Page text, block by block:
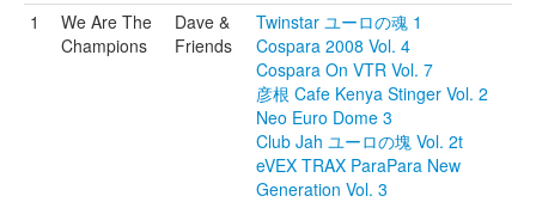
CD Database
1
We Are The
Champions
Dave &
Friends
Twinstar ユーロの魂 1
Cospara 2008 Vol. 4
Cospara On VTR Vol. 7
彦根 Cafe Kenya Stinger Vol. 2
Neo Euro Dome 3
Club Jah ユーロの塊 Vol. 2t
eVEX TRAX ParaPara New
Generation Vol. 3